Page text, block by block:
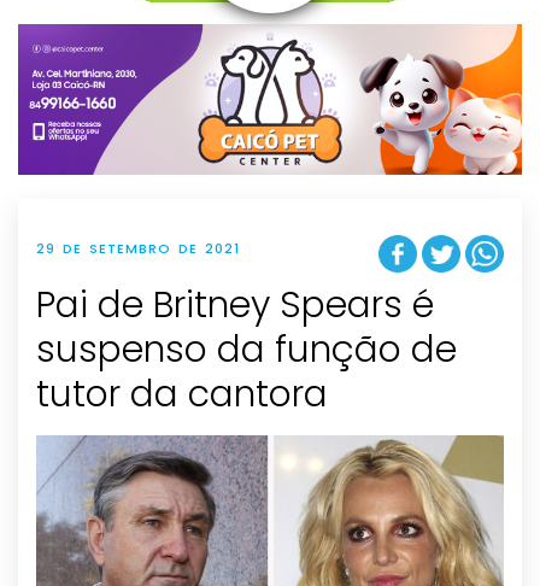
v
g
t
i
o
n
29 DE SETEMBRO DE 2021
Pai de Britney Spears é
suspenso da função de
tutor da cantora